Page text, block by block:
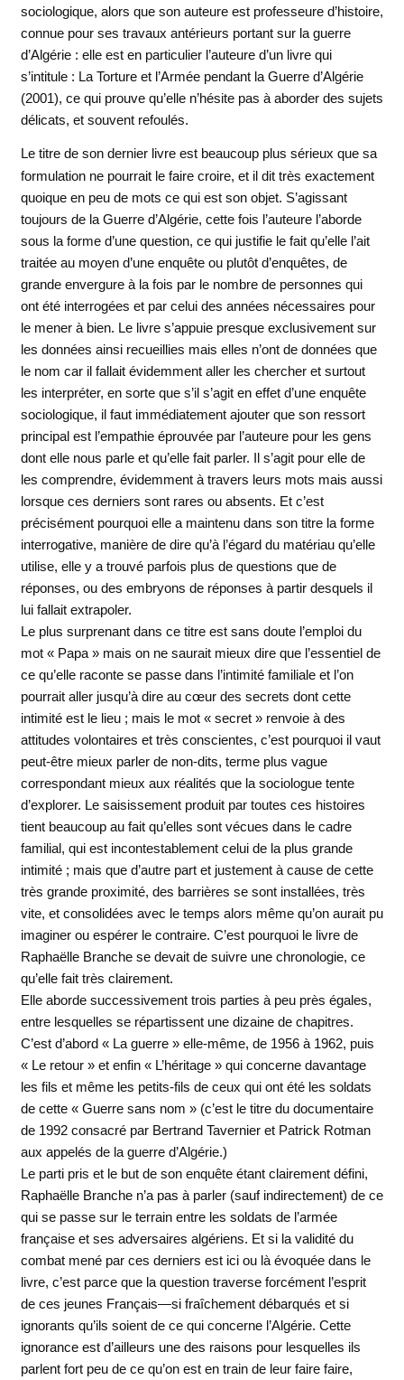
sociologique, alors que son auteure est professeure d’histoire,
connue pour ses travaux antérieurs portant sur la guerre
d’Algérie : elle est en particulier l’auteure d’un livre qui
s’intitule : La Torture et l’Armée pendant la Guerre d’Algérie
(2001), ce qui prouve qu’elle n’hésite pas à aborder des sujets
délicats, et souvent refoulés.
Le titre de son dernier livre est beaucoup plus sérieux que sa
formulation ne pourrait le faire croire, et il dit très exactement
quoique en peu de mots ce qui est son objet. S’agissant
toujours de la Guerre d’Algérie, cette fois l’auteure l’aborde
sous la forme d’une question, ce qui justifie le fait qu’elle l’ait
traitée au moyen d’une enquête ou plutôt d’enquêtes, de
grande envergure à la fois par le nombre de personnes qui
ont été interrogées et par celui des années nécessaires pour
le mener à bien. Le livre s’appuie presque exclusivement sur
les données ainsi recueillies mais elles n’ont de données que
le nom car il fallait évidemment aller les chercher et surtout
les interpréter, en sorte que s’il s’agit en effet d’une enquête
sociologique, il faut immédiatement ajouter que son ressort
principal est l’empathie éprouvée par l’auteure pour les gens
dont elle nous parle et qu’elle fait parler. Il s’agit pour elle de
les comprendre, évidemment à travers leurs mots mais aussi
lorsque ces derniers sont rares ou absents. Et c’est
précisément pourquoi elle a maintenu dans son titre la forme
interrogative, manière de dire qu’à l’égard du matériau qu’elle
utilise, elle y a trouvé parfois plus de questions que de
réponses, ou des embryons de réponses à partir desquels il
lui fallait extrapoler.
Le plus surprenant dans ce titre est sans doute l’emploi du
mot « Papa » mais on ne saurait mieux dire que l’essentiel de
ce qu’elle raconte se passe dans l’intimité familiale et l’on
pourrait aller jusqu’à dire au cœur des secrets dont cette
intimité est le lieu ; mais le mot « secret » renvoie à des
attitudes volontaires et très conscientes, c’est pourquoi il vaut
peut-être mieux parler de non-dits, terme plus vague
correspondant mieux aux réalités que la sociologue tente
d’explorer. Le saisissement produit par toutes ces histoires
tient beaucoup au fait qu’elles sont vécues dans le cadre
familial, qui est incontestablement celui de la plus grande
intimité ; mais que d’autre part et justement à cause de cette
très grande proximité, des barrières se sont installées, très
vite, et consolidées avec le temps alors même qu’on aurait pu
imaginer ou espérer le contraire. C’est pourquoi le livre de
Raphaëlle Branche se devait de suivre une chronologie, ce
qu’elle fait très clairement.
Elle aborde successivement trois parties à peu près égales,
entre lesquelles se répartissent une dizaine de chapitres.
C’est d’abord « La guerre » elle-même, de 1956 à 1962, puis
« Le retour » et enfin « L’héritage » qui concerne davantage
les fils et même les petits-fils de ceux qui ont été les soldats
de cette « Guerre sans nom » (c’est le titre du documentaire
de 1992 consacré par Bertrand Tavernier et Patrick Rotman
aux appelés de la guerre d’Algérie.)
Le parti pris et le but de son enquête étant clairement défini,
Raphaëlle Branche n’a pas à parler (sauf indirectement) de ce
qui se passe sur le terrain entre les soldats de l’armée
française et ses adversaires algériens. Et si la validité du
combat mené par ces derniers est ici ou là évoquée dans le
livre, c’est parce que la question traverse forcément l’esprit
de ces jeunes Français—si fraîchement débarqués et si
ignorants qu’ils soient de ce qui concerne l’Algérie. Cette
ignorance est d’ailleurs une des raisons pour lesquelles ils
parlent fort peu de ce qu’on est en train de leur faire faire,